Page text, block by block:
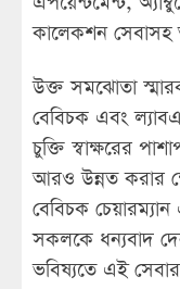
কালেকশন সেবাসহ
উক্ত সমঝোতা
বেবিচক এবং
চুক্তি স্বাক্ষরের
আরও উন্নত করার
বেবিচক
সকলকে ধন্যবাদ
ভবিষ্যতে এই